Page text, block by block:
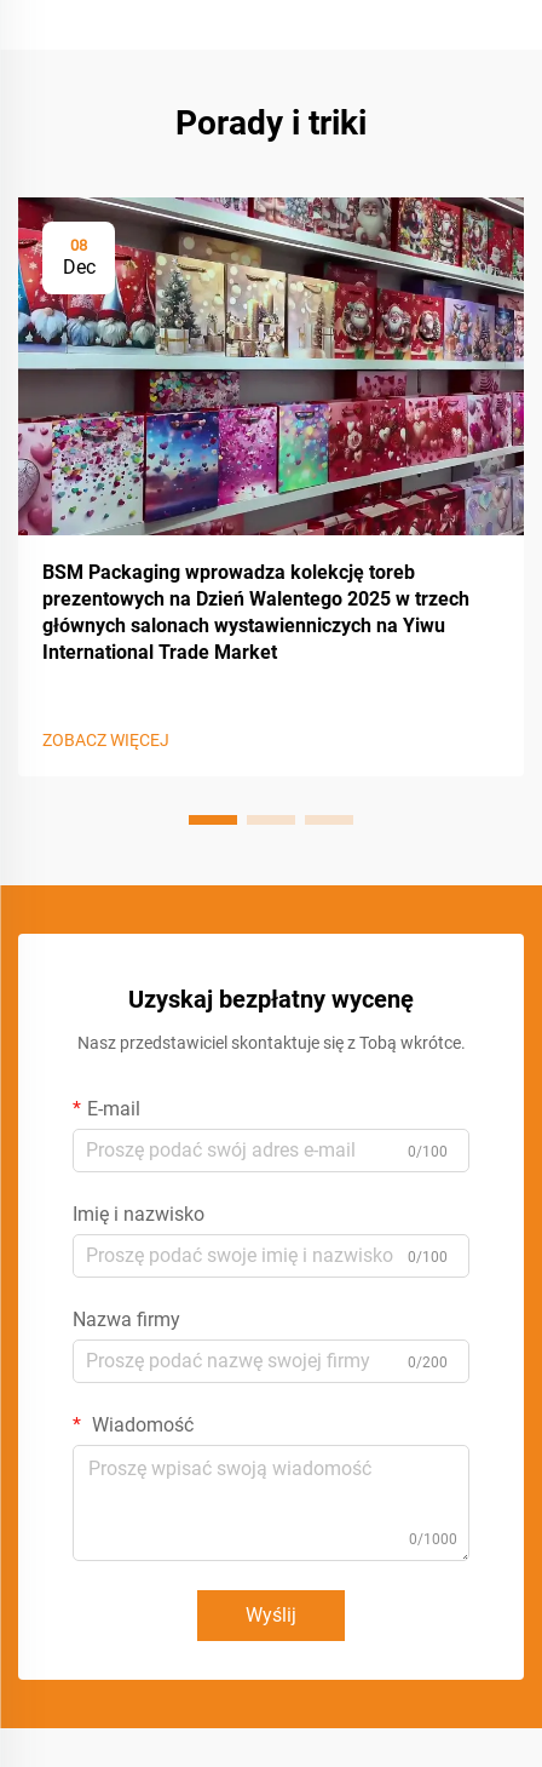
Porady i triki
08
Dec
BSM Packaging wprowadza kolekcję toreb
prezentowych na Dzień Walentego 2025 w trzech
głównych salonach wystawienniczych na Yiwu
International Trade Market
ZOBACZ WIĘCEJ
Uzyskaj bezpłatny wycenę
Nasz przedstawiciel skontaktuje się z Tobą wkrótce.
E-mail
0/100
Imię i nazwisko
0/100
Nazwa firmy
0/200
Wiadomość
0/1000
Wyślij